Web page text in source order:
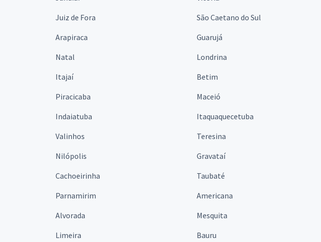
Juiz de Fora
São Caetano do Sul
Arapiraca
Guarujá
Natal
Londrina
Itajaí
Betim
Piracicaba
Maceió
Indaiatuba
Itaquaquecetuba
Valinhos
Teresina
Nilópolis
Gravataí
Cachoeirinha
Taubaté
Parnamirim
Americana
Alvorada
Mesquita
Limeira
Bauru